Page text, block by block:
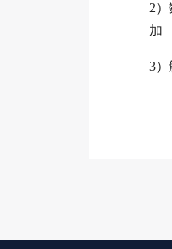
2
加
3）